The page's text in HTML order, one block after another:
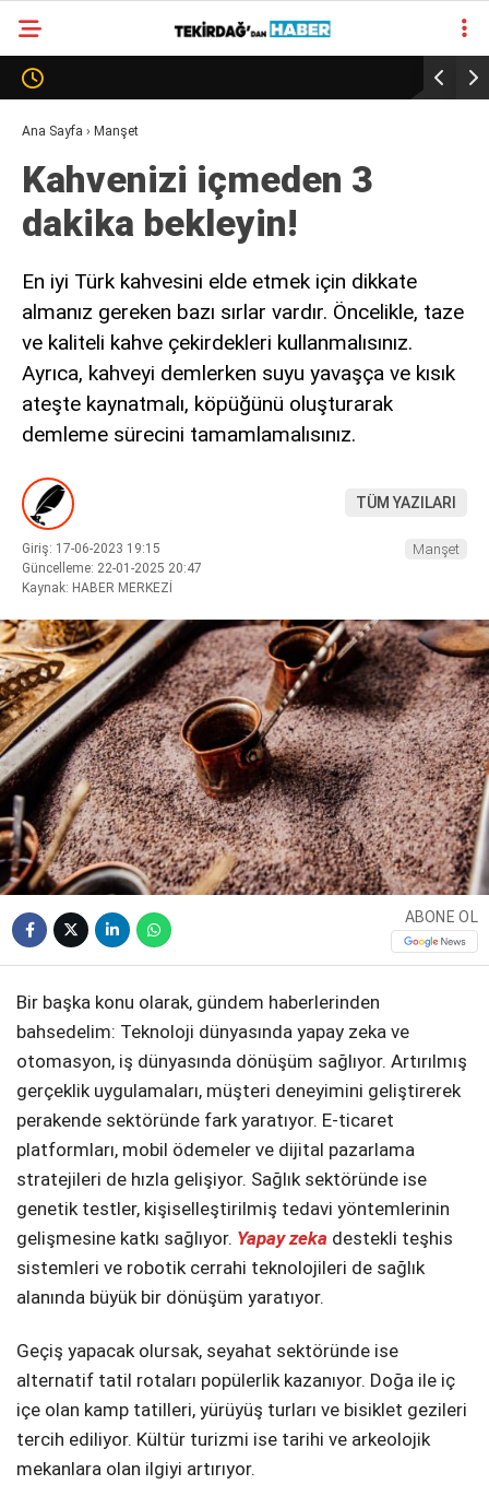
WhatsApp İhbar
Hattı
Facebook
Instagram
Youtube
24.8
TEKIRDAĞ
SÜR MANŞET
ALT MANŞET
Ana Sayfa › Manşet
Kahvenizi içmeden 3
dakika bekleyin!
En iyi Türk kahvesini elde etmek için dikkate
almanız gereken bazı sırlar vardır. Öncelikle, taze
ve kaliteli kahve çekirdekleri kullanmalısınız.
Ayrıca, kahveyi demlerken suyu yavaşça ve kısık
ateşte kaynatmalı, köpüğünü oluşturarak
demleme sürecini tamamlamalısınız.
TÜM YAZILARI
Giriş: 17-06-2023 19:15
Güncelleme: 22-01-2025 20:47
Kaynak: HABER MERKEZİ
Manşet
ABONE OL
Bir başka konu olarak, gündem haberlerinden
bahsedelim: Teknoloji dünyasında yapay zeka ve
otomasyon, iş dünyasında dönüşüm sağlıyor. Artırılmış
gerçeklik uygulamaları, müşteri deneyimini geliştirerek
perakende sektöründe fark yaratıyor. E-ticaret
platformları, mobil ödemeler ve dijital pazarlama
stratejileri de hızla gelişiyor. Sağlık sektöründe ise
genetik testler, kişiselleştirilmiş tedavi yöntemlerinin
gelişmesine katkı sağlıyor. Yapay zeka destekli teşhis
sistemleri ve robotik cerrahi teknolojileri de sağlık
alanında büyük bir dönüşüm yaratıyor.
Geçiş yapacak olursak, seyahat sektöründe ise
alternatif tatil rotaları popülerlik kazanıyor. Doğa ile iç
içe olan kamp tatilleri, yürüyüş turları ve bisiklet gezileri
tercih ediliyor. Kültür turizmi ise tarihi ve arkeolojik
mekanlara olan ilgiyi artırıyor.